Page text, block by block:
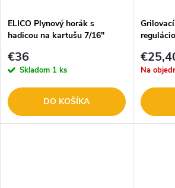
o
v
o
v
ELICO Plynový horák s
hadicou na kartušu 7/16"
€36
Skladom 1 ks
DO KOŠÍKA
Na